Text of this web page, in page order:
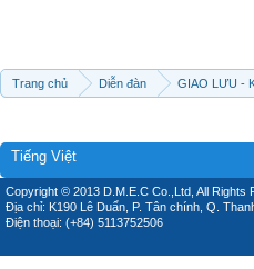
Trang chủ Diễn đàn GIAO LƯU -
Tiếng Việt
Copyright © 2013 D.M.E.C Co.,Ltd, All Rights
Địa chỉ: K190 Lê Duẩn, P. Tân chính, Q.
Điện thoại: (+84) 5113752506